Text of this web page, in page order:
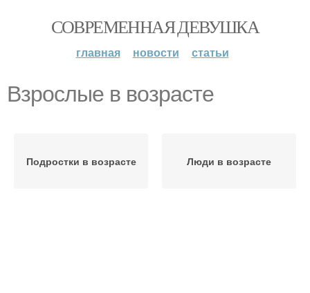
СОВРЕМЕННАЯ ДЕВУШКА
главная новости статьи
Взрослые в возрасте
Подростки в возрасте Люди в возрасте